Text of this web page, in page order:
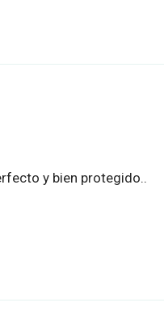
y bien protegido..